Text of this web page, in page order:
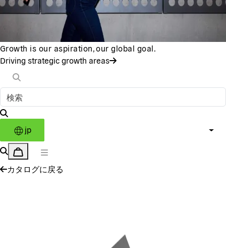
Growth is our aspiration, our global goal.
Driving strategic growth areas
jp
カタログに戻る